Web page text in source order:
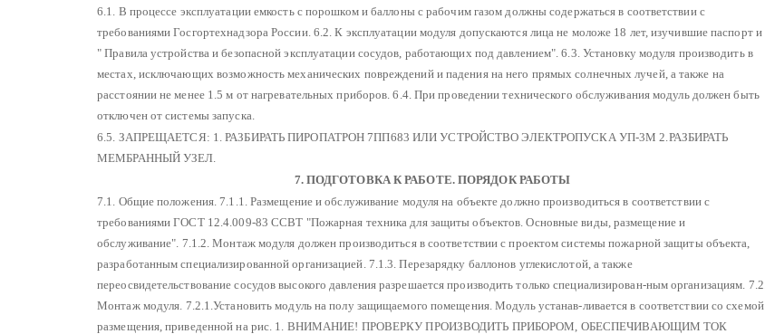
6.1. В процессе эксплуатации емкость с порошком и баллоны с рабочим газом должны содержаться в соответствии с
требованиями Госгортехнадзора России. 6.2. К эксплуатации модуля допускаются лица не моложе 18 лет, изучившие паспорт и
" Правила устройства и безопасной эксплуатации сосудов, работающих под давлением". 6.3. Установку модуля производить в
местах, исключающих возможность механических повреждений и падения на него прямых солнечных лучей, а также на
расстоянии не менее 1.5 м от нагревательных приборов. 6.4. При проведении технического обслуживания модуль должен быть
отключен от системы запуска.
6.5. ЗАПРЕЩАЕТСЯ: 1. РАЗБИРАТЬ ПИРОПАТРОН 7ПП683 ИЛИ УСТРОЙСТВО ЭЛЕКТРОПУСКА УП-3М 2.РАЗБИРАТЬ
МЕМБРАННЫЙ УЗЕЛ.
7. ПОДГОТОВКА К РАБОТЕ. ПОРЯДОК РАБОТЫ
7.1. Общие положения. 7.1.1. Размещение и обслуживание модуля на объекте должно производиться в соответствии с
требованиями ГОСТ 12.4.009-83 ССВТ "Пожарная техника для защиты объектов. Основные виды, размещение и
обслуживание". 7.1.2. Монтаж модуля должен производиться в соответствии с проектом системы пожарной защиты объекта,
разработанным специализированной организацией. 7.1.3. Перезарядку баллонов углекислотой, а также
переосвидетельствование сосудов высокого давления разрешается производить только специализирован-ным организациям. 7.2.
Монтаж модуля. 7.2.1.Установить модуль на полу защищаемого помещения. Модуль устанав-ливается в соответствии со схемой
размещения, приведенной на рис. 1.
ВНИМАНИЕ! ПРОВЕРКУ ПРОИЗВОДИТЬ ПРИБОРОМ, ОБЕСПЕЧИВАЮЩИМ ТОК